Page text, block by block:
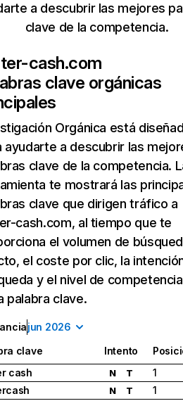
a descubrir las mejores
clave de la competencia.
cash.com
clave orgánicas
Orgánica está
ayudarte a descubrir las
clave de la competencia.
te mostrará las
clave que dirigen tráfico a
cash.com, al tiempo que te
el volumen de
el coste por clic, la
y el nivel de
palabra clave.
jun 2026
clave Intento
cash
N T
1
N T
1